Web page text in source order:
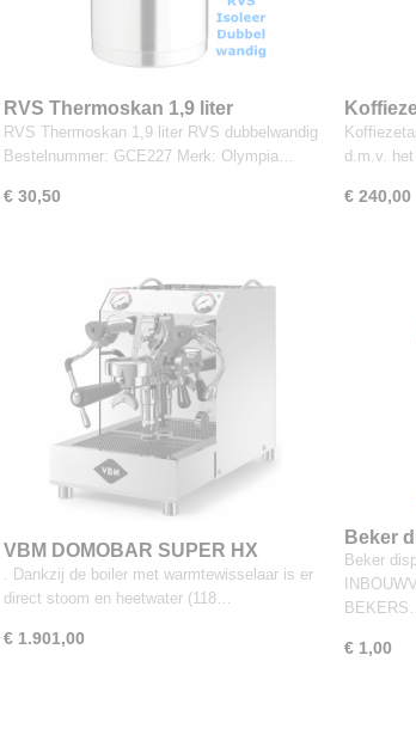
RVS Thermoskan 1,9 liter
RVS Thermoskan 1,9 liter RVS dubbelwandig
Bestelnummer: GCE227 Merk: Olympia…
€ 30,50
d.m.v.
€ 240,00
VBM DOMOBAR SUPER HX
Switch wateraansluiting en
reservoir
. Dankzij de boiler met warmtewisselaar is er
direct stoom en heetwater (118…
€ 1.901,00
Beker
Beker
€ 1,00